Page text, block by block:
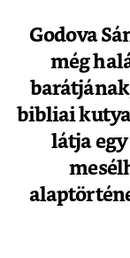
Godova
még
bibliai
látja egy